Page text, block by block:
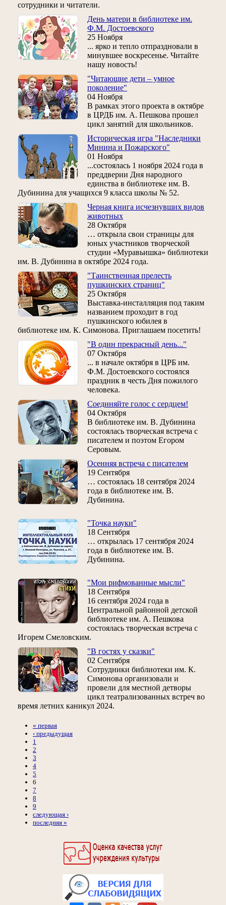
сотрудники и читатели.
День матери в библиотеке им.
Ф.М. Достоевского
25 Ноября
... ярко и тепло отпраздновали в
минувшее воскресенье. Читайте
нашу новость!
"Читающие дети – умное
поколение"
04 Ноября
В рамках этого проекта в октябре
в ЦРДБ им. А. Пешкова прошел
цикл занятий для школьников.
Историческая игра "Наследники
Минина и Пожарского"
01 Ноября
...состоялась 1 ноября 2024 года в
преддверии Дня народного
единства в библиотеке им. В.
Дубинина для учащихся 9 класса школы № 52.
Черная книга исчезнувших видов
животных
28 Октября
… открыла свои страницы для
юных участников творческой
студии «Муравьишка» библиотеки
им. В. Дубинина в октябре 2024 года.
"Таинственная прелесть
пушкинских страниц"
25 Октября
Выставка-инсталляция под таким
названием проходит в год
пушкинского юбилея в
библиотеке им. К. Симонова. Приглашаем посетить!
"В один прекрасный день..."
07 Октября
... в начале октября в ЦРБ им.
Ф.М. Достоевского состоялся
праздник в честь Дня пожилого
человека.
Соединяйте голос с сердцем!
04 Октября
В библиотеке им. В. Дубинина
состоялась творческая встреча с
писателем и поэтом Егором
Серовым.
Осенняя встреча с писателем
19 Сентября
… состоялась 18 сентября 2024
года в библиотеке им. В.
Дубинина.
"Точка науки"
18 Сентября
… открылась 17 сентября 2024
года в библиотеке им. В.
Дубинина.
"Мои рифмованные мысли"
18 Сентября
16 сентября 2024 года в
Центральной районной детской
библиотеке им. А. Пешкова
состоялась творческая встреча с
Игорем Смеловским.
"В гостях у сказки"
02 Сентября
Сотрудники библиотеки им. К.
Симонова организовали и
провели для местной детворы
цикл театрализованных встреч во
время летних каникул 2024.
« первая
‹ предыдущая
1
2
3
4
5
6
7
8
9
следующая ›
последняя »